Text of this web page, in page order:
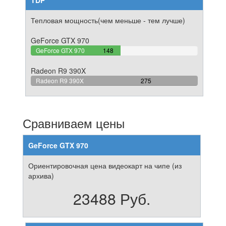
Тепловая мощность(чем меньше - тем лучше)
GeForce GTX 970
GeForce GTX 970 148
53.818181818182%
Radeon R9 390X
Radeon R9 390X 275
100%
Сравниваем цены
GeForce GTX 970
Ориентировочная цена видеокарт на чипе (из
архива)
23488 Руб.